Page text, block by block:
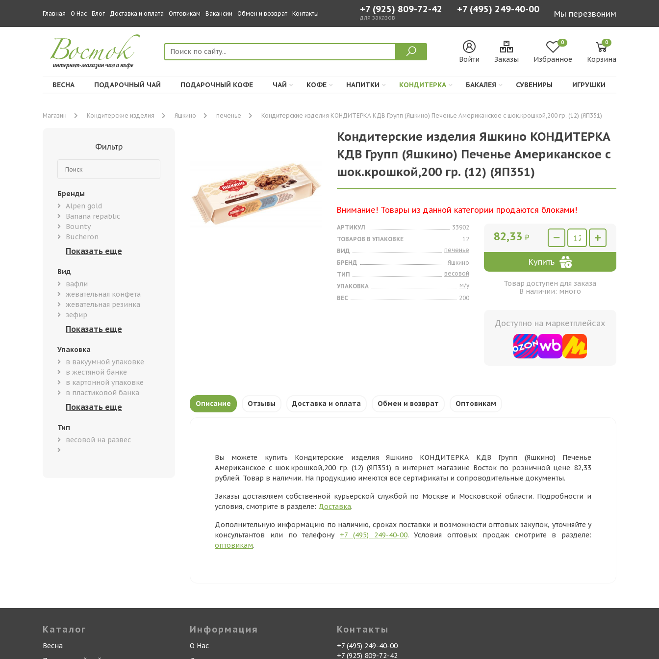
Главная О Нас Блог Доставка и оплата Оптовикам Вакансии Обмен и возврат Контакты +7 (925) 809-72-42
для заказов
+7 (495) 249-40-00 Мы перезвоним
Войти Заказы
0
Избранное
0
Корзина
ВЕСНА ПОДАРОЧНЫЙ ЧАЙ ПОДАРОЧНЫЙ КОФЕ ЧАЙ КОФЕ НАПИТКИ КОНДИТЕРКА БАКАЛЕЯ СУВЕНИРЫ ИГРУШКИ
Магазин Кондитерские изделия Яшкино печенье Кондитерские изделия КОНДИТЕРКА КДВ Групп (Яшкино) Печенье Американское с шок.крошкой,200 гр. (12) (ЯП351)
Фильтр
Бренды
Alpen gold
Banana repablic
Bounty
Bucheron
Вид
вафли
жевательная конфета
жевательная резинка
зефир
Упаковка
в вакуумной упаковке
в жестяной банке
в картонной упаковке
в пластиковой банка
Тип
весовой на развес
Кондитерские изделия Яшкино КОНДИТЕРКА
КДВ Групп (Яшкино) Печенье Американское с
шок.крошкой,200 гр. (12) (ЯП351)
Внимание! Товары из данной категории продаются блоками!
АРТИКУЛ
33902
ТОВАРОВ В УПАКОВКЕ
12
ВИД
печенье
БРЕНД
Яшкино
ТИП
весовой
УПАКОВКА
м/у
ВЕС
200
82,33 ₽
Купить
Товар доступен для заказа
В наличии: много
Доступно на маркетплейсах
Описание Отзывы Доставка и оплата Обмен и возврат Оптовикам
Вы можете купить Кондитерские изделия Яшкино КОНДИТЕРКА КДВ Групп (Яшкино) Печенье
Американское с шок.крошкой,200 гр. (12) (ЯП351) в интернет магазине Восток по розничной цене 82,33
рублей. Товар в наличии. На продукцию имеются все сертификаты и сопроводительные документы.
Заказы доставляем собственной курьерской службой по Москве и Московской области. Подробности и
условия, смотрите в разделе: Доставка.
Дополнительную информацию по наличию, сроках поставки и возможности оптовых закупок, уточняйте у
консультантов или по телефону +7 (495) 249-40-00. Условия оптовых продаж смотрите в разделе:
оптовикам.
Каталог
Весна
Информация
О Нас
Контакты
+7 (495) 249-40-00
+7 (925) 809-72-42